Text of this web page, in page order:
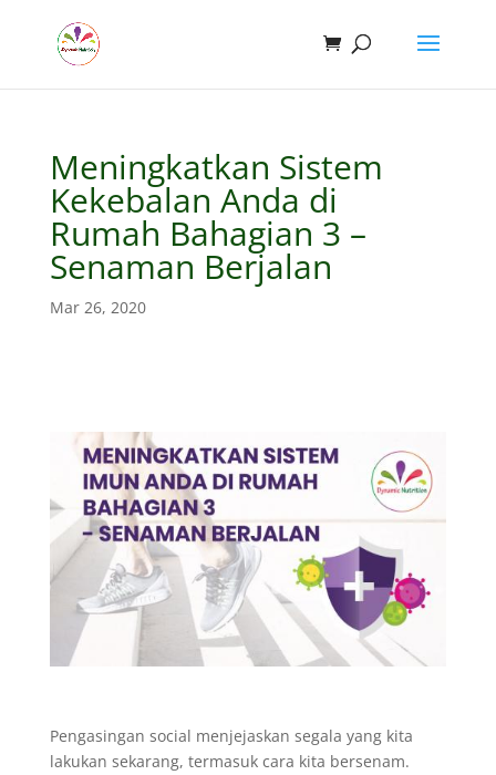
Meningkatkan Sistem
Kekebalan Anda di
Rumah Bahagian 3 –
Senaman Berjalan
Mar 26, 2020
Pengasingan social menjejaskan segala yang kita
lakukan sekarang, termasuk cara kita bersenam.